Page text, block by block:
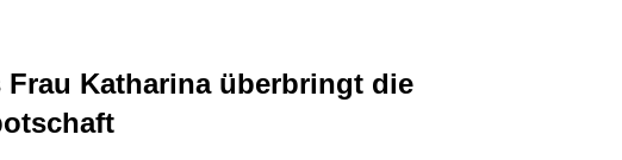
Frau Katharina überbringt die